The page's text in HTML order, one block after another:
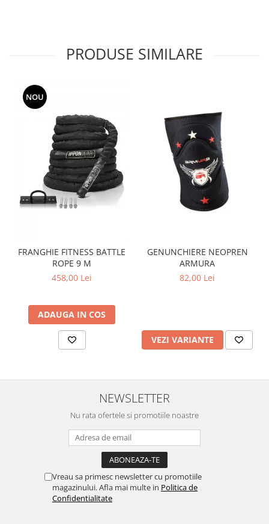
PRODUSE SIMILARE
NOU
FRANGHIE FITNESS BATTLE
ROPE 9 M
458,00 Lei
ADAUGA IN COS
GENUNCHIERE NEOPREN
ARMURA
82,00 Lei
VEZI VARIANTE
NEWSLETTER
Nu rata ofertele si promotiile noastre
Vreau sa primesc newsletter cu promotiile
magazinului. Afla mai multe in Politica de
Confidentialitate